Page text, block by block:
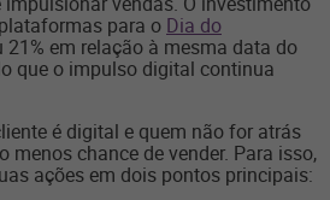
para o Dia do
21% em relação à mesma data do
que o impulso digital continua
é digital e quem não for atrás
menos chance de vender. Para isso,
ações em dois pontos principais: